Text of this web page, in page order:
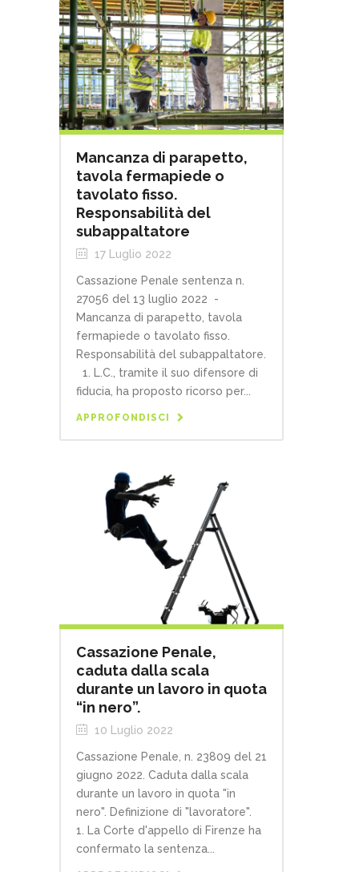
Mancanza di parapetto,
tavola fermapiede o
tavolato fisso.
Responsabilità del
subappaltatore
17 Luglio 2022
Cassazione Penale sentenza n.
27056 del 13 luglio 2022 -
Mancanza di parapetto, tavola
fermapiede o tavolato fisso.
Responsabilità del subappaltatore.
1. L.C., tramite il suo difensore di
fiducia, ha proposto ricorso per...
APPROFONDISCI
Cassazione Penale,
caduta dalla scala
durante un lavoro in quota
“in nero”.
10 Luglio 2022
Cassazione Penale, n. 23809 del 21
giugno 2022. Caduta dalla scala
durante un lavoro in quota "in
nero". Definizione di "lavoratore".
1. La Corte d'appello di Firenze ha
confermato la sentenza...